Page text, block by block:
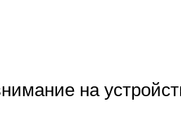
на